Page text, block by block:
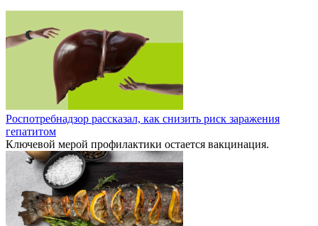
Роспотребнадзор рассказал, как снизить риск заражения
гепатитом
Ключевой мерой профилактики остается вакцинация.